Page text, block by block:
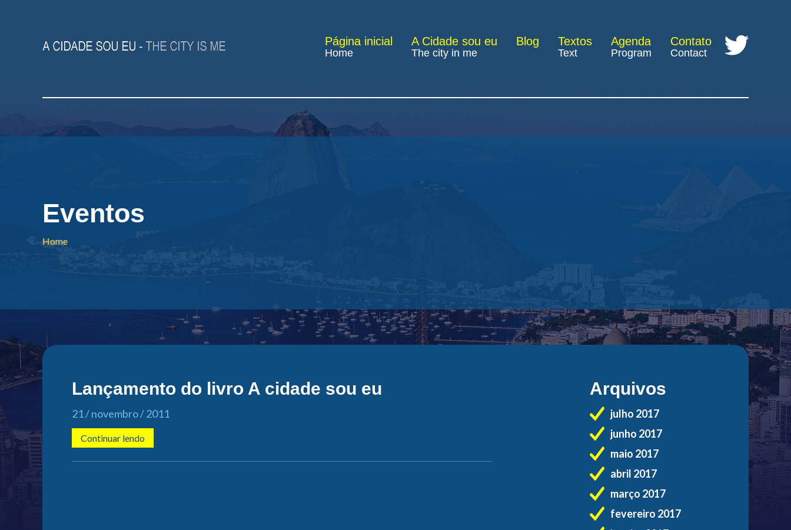
Página inicial
Home
A Cidade sou eu
The city in me
Blog Textos
Text
Agenda
Program
Contato
Contact
Eventos
Home
Lançamento do livro A cidade sou eu
21 / novembro / 2011
Continuar lendo
Arquivos
julho 2017
junho 2017
maio 2017
abril 2017
março 2017
fevereiro 2017